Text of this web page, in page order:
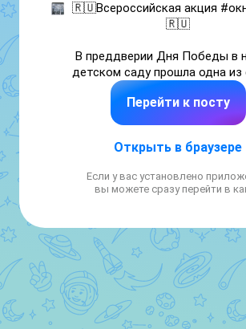
🇷🇺Всероссийская акция
🇷🇺
В преддверии Дня Победы в
детском саду прошла одна из
трогательных и значимых акций
Победы». Воспитатели с
энтузиазмом и творческим
отдать дань памяти героям
Перейти к посту
Открыть в браузере
Если у вас установлено
вы можете сразу перейти в